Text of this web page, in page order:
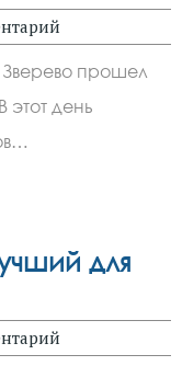
прошел
день
для